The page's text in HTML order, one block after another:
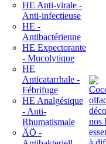
HE Anti-virale -
Anti-infectieuse
HE -
Antibactérienne
HE Expectorante
- Mucolytique
HE
Anticatarrhale -
Fébrifuge
HE Analgésique
- Anti-
Rhumatismale
ÄÖ -